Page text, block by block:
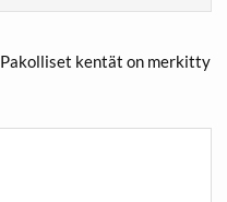
Pakolliset kentät on merkitty